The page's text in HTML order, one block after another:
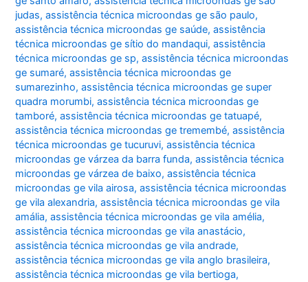
judas,assistência técnica microondas ge são paulo,
assistência técnica microondas ge saúde,assistência
técnica microondas ge sítio do mandaqui,assistência
técnica microondas ge sp,assistência técnica microondas
ge sumaré,assistência técnica microondas ge
sumarezinho,assistência técnica microondas ge super
quadra morumbi,assistência técnica microondas ge
tamboré,assistência técnica microondas ge tatuapé,
assistência técnica microondas ge tremembé,assistência
técnica microondas ge tucuruvi,assistência técnica
microondas ge várzea da barra funda,assistência técnica
microondas ge várzea de baixo,assistência técnica
microondas ge vila airosa,assistência técnica microondas
ge vila alexandria,assistência técnica microondas ge vila
amália,assistência técnica microondas ge vila amélia,
assistência técnica microondas ge vila anastácio,
assistência técnica microondas ge vila andrade,
assistência técnica microondas ge vila anglo brasileira,
assistência técnica microondas ge vila bertioga,